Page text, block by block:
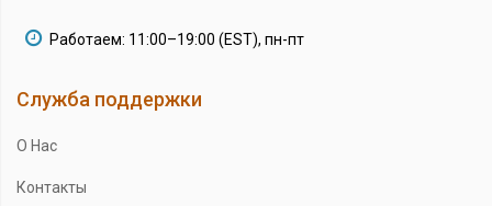
Работаем: 11:00–19:00 (EST), пн-пт
Служба поддержки
О Нас
Контакты